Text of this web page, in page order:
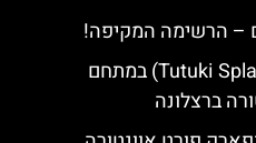
– הרשימה המקיפה!
מתקן "טוטקי ספלאש" (Tutuki Splash) במתחם
ברצלונה